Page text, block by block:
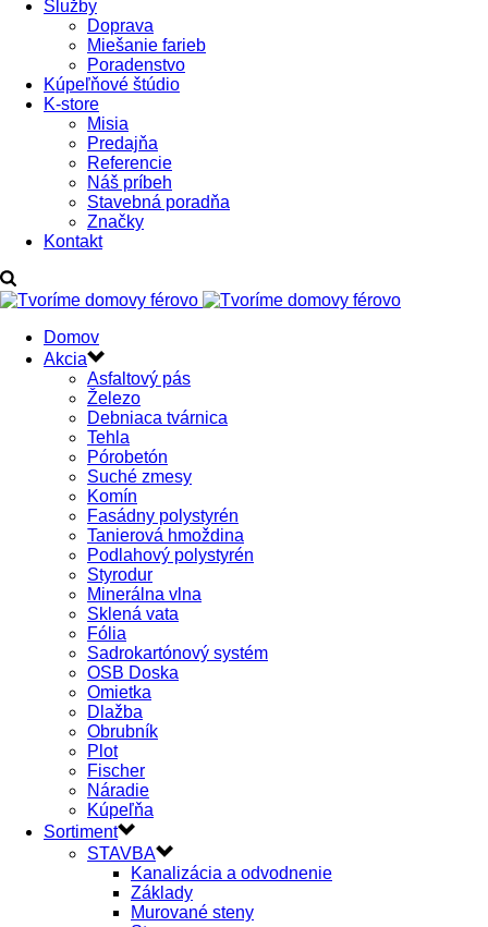
Služby
Doprava
Miešanie farieb
Poradenstvo
Kúpeľňové štúdio
K-store
Misia
Predajňa
Referencie
Náš príbeh
Stavebná poradňa
Značky
Kontakt
Domov
Akcia
Asfaltový pás
Železo
Debniaca tvárnica
Tehla
Pórobetón
Suché zmesy
Komín
Fasádny polystyrén
Tanierová hmoždina
Podlahový polystyrén
Styrodur
Minerálna vlna
Sklená vata
Fólia
Sadrokartónový systém
OSB Doska
Omietka
Dlažba
Obrubník
Plot
Fischer
Náradie
Kúpeľňa
Sortiment
STAVBA
Kanalizácia a odvodnenie
Základy
Murované steny